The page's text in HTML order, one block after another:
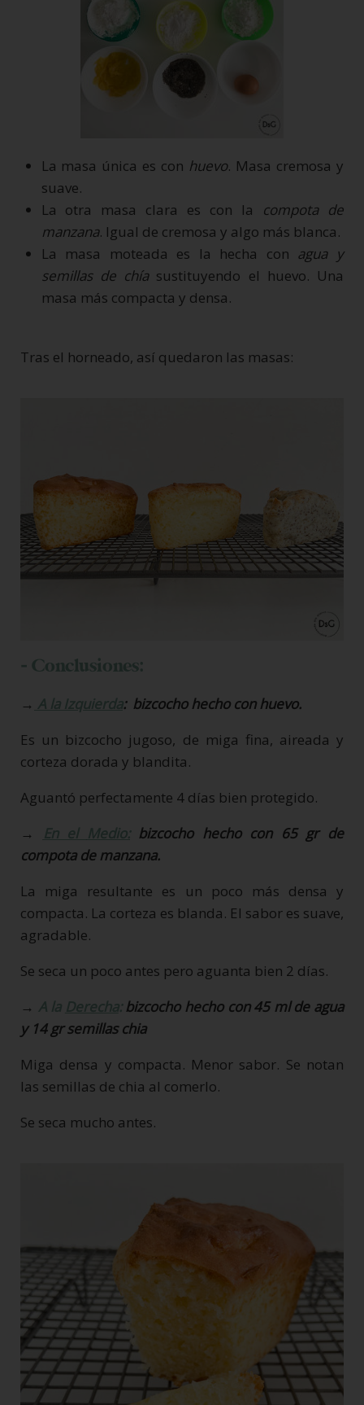
La masa única es con huevo. Masa cremosa y
suave.
La otra masa clara es con la compota de
manzana. Igual de cremosa y algo más blanca.
La masa moteada es la hecha con agua y
semillas de chíasustituyendo el huevo. Una
masa más compacta y densa.
Tras el horneado, así quedaron las masas:
- Conclusiones:
→ A la Izquierda: bizcocho hecho con huevo.
Es un bizcocho jugoso, de miga fina, aireada y
corteza dorada y blandita.
Aguantó perfectamente 4 días bien protegido.
→
En el Medio:bizcocho hecho con 65 gr de
compota de manzana.
La miga resultante es un poco más densa y
compacta. La corteza es blanda. El sabor es suave,
agradable.
Se seca un poco antes pero aguanta bien 2 días.
→ A la Derecha:bizcocho hecho con 45 ml de agua
y 14 gr semillas chia
Miga densa y compacta. Menor sabor. Se notan
las semillas de chia al comerlo.
Se seca mucho antes.